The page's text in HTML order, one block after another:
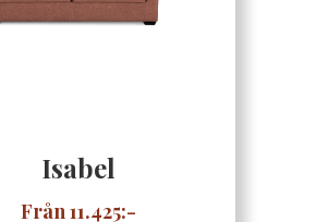
Isabel
Från 11.425:-